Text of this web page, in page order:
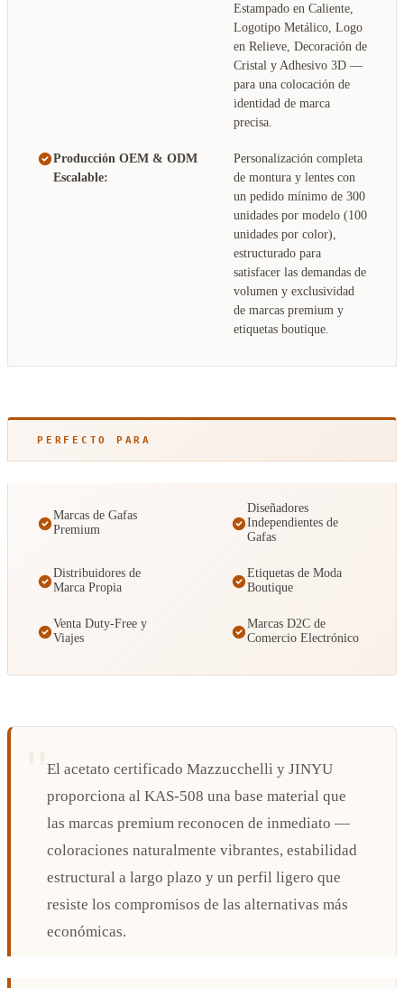
Estampado en Caliente,
Logotipo Metálico, Logo
en Relieve, Decoración de
Cristal y Adhesivo 3D —
para una colocación de
identidad de marca
precisa.
Producción OEM & ODM
Escalable:
Personalización completa
de montura y lentes con
un pedido mínimo de 300
unidades por modelo (100
unidades por color),
estructurado para
satisfacer las demandas de
volumen y exclusividad
de marcas premium y
etiquetas boutique.
PERFECTO PARA
Marcas de Gafas
Premium
Diseñadores
Independientes de
Gafas
Distribuidores de
Marca Propia
Etiquetas de Moda
Boutique
Venta Duty-Free y
Viajes
Marcas D2C de
Comercio Electrónico
El acetato certificado Mazzucchelli y JINYU
proporciona al KAS-508 una base material que
las marcas premium reconocen de inmediato —
coloraciones naturalmente vibrantes, estabilidad
estructural a largo plazo y un perfil ligero que
resiste los compromisos de las alternativas más
económicas.